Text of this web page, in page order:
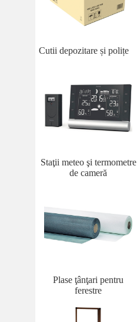
Cutii depozitare și polițe
Staţii meteo şi termometre
de cameră
Plase ţânţari pentru
ferestre